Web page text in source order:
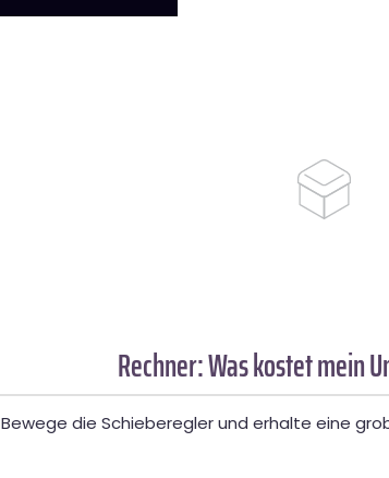
Rechner: Was kostet mein
Bewege die Schieberegler und erhalte eine